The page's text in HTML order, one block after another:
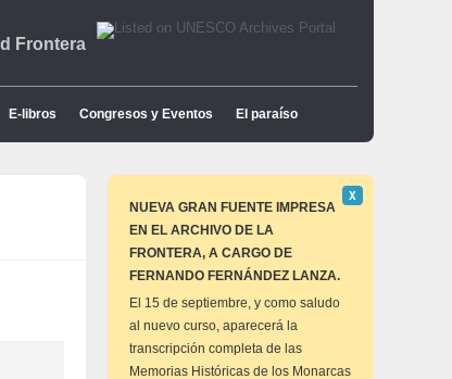
Frontera
E-libros Congresos y Eventos El paraíso
NUEVA GRAN FUENTE IMPRESA
EN EL ARCHIVO DE LA
FRONTERA, A CARGO DE
FERNANDO FERNÁNDEZ LANZA.
Descartar
este
Χ
El 15 de septiembre, y como saludo
al nuevo curso, aparecerá la
transcripción completa de las
Memorias Históricas de los Monarcas